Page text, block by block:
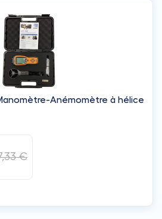
Anémomètre à hélice
€